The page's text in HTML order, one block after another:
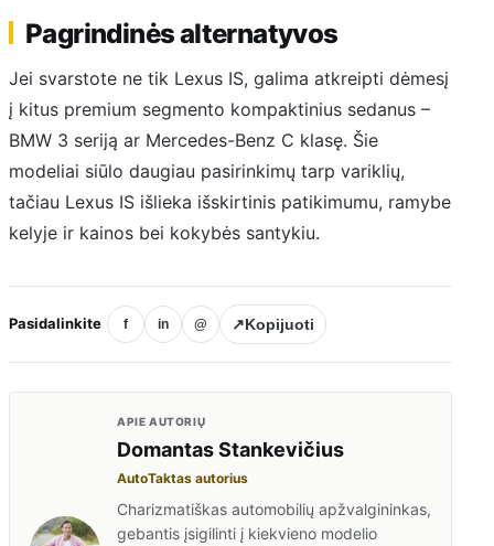
Pagrindinės alternatyvos
Jei svarstote ne tik Lexus IS, galima atkreipti dėmesį
į kitus premium segmento kompaktinius sedanus –
BMW 3 seriją ar Mercedes-Benz C klasę. Šie
modeliai siūlo daugiau pasirinkimų tarp variklių,
tačiau Lexus IS išlieka išskirtinis patikimumu, ramybe
kelyje ir kainos bei kokybės santykiu.
Pasidalinkite f in @ ↗Kopijuoti
APIE AUTORIŲ
Domantas Stankevičius
AutoTaktas autorius
Charizmatiškas automobilių apžvalgininkas,
gebantis įsigilinti į kiekvieno modelio